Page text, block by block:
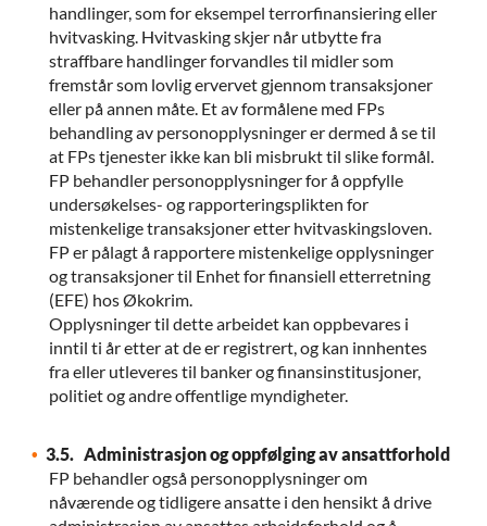
handlinger, som for eksempel terrorfinansiering eller
hvitvasking. Hvitvasking skjer når utbytte fra
straffbare handlinger forvandles til midler som
fremstår som lovlig ervervet gjennom transaksjoner
eller på annen måte. Et av formålene med FPs
behandling av personopplysninger er dermed å se til
at FPs tjenester ikke kan bli misbrukt til slike formål.
FP behandler personopplysninger for å oppfylle
undersøkelses- og rapporteringsplikten for
mistenkelige transaksjoner etter hvitvaskingsloven.
FP er pålagt å rapportere mistenkelige opplysninger
og transaksjoner til Enhet for finansiell etterretning
(EFE) hos Økokrim.
Opplysninger til dette arbeidet kan oppbevares i
inntil ti år etter at de er registrert, og kan innhentes
fra eller utleveres til banker og finansinstitusjoner,
politiet og andre offentlige myndigheter.
3.5. Administrasjon og oppfølging av ansattforhold
FP behandler også personopplysninger om
nåværende og tidligere ansatte i den hensikt å drive